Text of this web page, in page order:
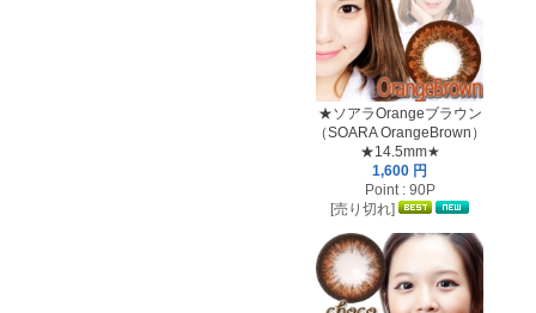
★ソアラOrangeブラウン
（SOARA OrangeBrown）
★14.5mm★
1,600 円
Point : 90P
[売り切れ]